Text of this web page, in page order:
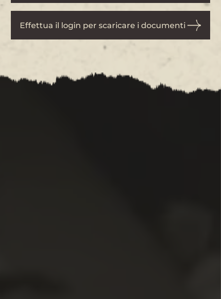
Effettua il login per scaricare i documenti